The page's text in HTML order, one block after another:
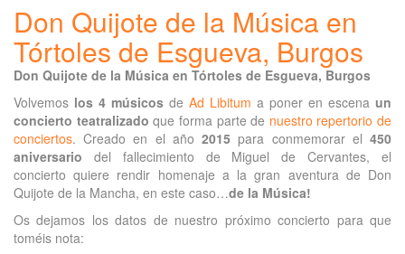
Don Quijote de la Música en
Tórtoles de Esgueva, Burgos
Don Quijote de la Música en Tórtoles de Esgueva, Burgos
Volvemos los 4 músicos de Ad Libitum a poner en escena un
concierto teatralizado que forma parte de nuestro repertorio de
conciertos. Creado en el año2015 para conmemorar el450
aniversario del fallecimiento de Miguel de Cervantes, el
concierto quiere rendir homenaje a la gran aventura de Don
Quijote de la Mancha, en este caso…de la Música!
Os dejamos los datos de nuestro próximo concierto para que
toméis nota: